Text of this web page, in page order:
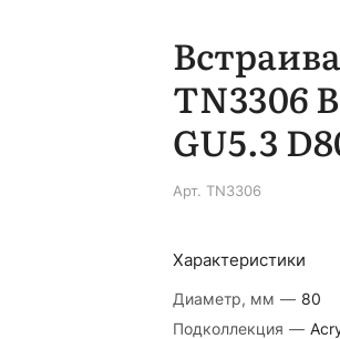
TN3306
GU5.3
Арт. TN3306
Характеристики
Диаметр, мм — 80
Подколлекция —